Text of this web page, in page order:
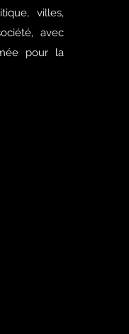
villes,
avec
pour la